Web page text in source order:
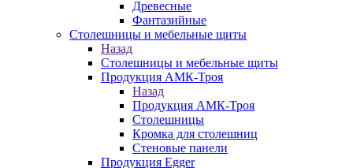
Древесные
Фантазийные
Столешницы и мебельные щиты
Назад
Столешницы и мебельные щиты
Продукция АМК-Троя
Назад
Продукция АМК-Троя
Столешницы
Кромка для столешниц
Стеновые панели
Продукция Egger